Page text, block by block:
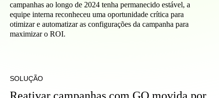
campanhas ao longo de 2024 tenha permanecido estável, a
equipe interna reconheceu uma oportunidade crítica para
otimizar e automatizar as configurações da campanha para
maximizar o ROI.
SOLUÇÃO